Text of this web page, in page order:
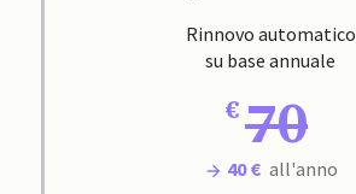
Rinnovo automatico
su base annuale
70
40 € all'anno